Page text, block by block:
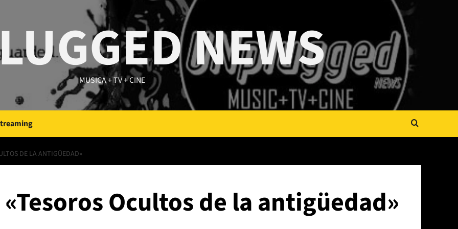
NEWS
MUSICA + TV + CINE
DE LA ANTIGÜEDAD»
Ocultos de la antigüedad»